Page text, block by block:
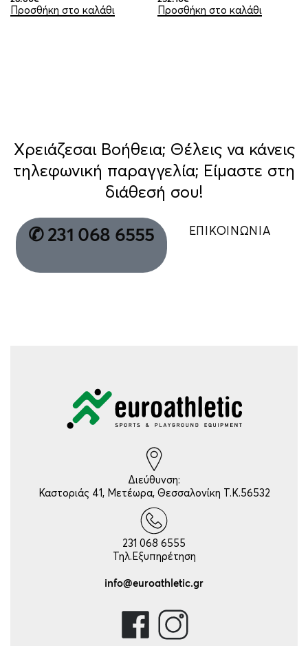
Προσθήκη στο καλάθι Προσθήκη στο καλάθι
Χρειάζεσαι Βοήθεια; Θέλεις να κάνεις
τηλεφωνική παραγγελία; Είμαστε στη
διάθεσή σου!
✆ 231 068 6555 ΕΠΙΚΟΙΝΩΝΙΑ
Διεύθυνση:
Καστοριάς 41, Μετέωρα, Θεσσαλονίκη Τ.Κ.56532
231 068 6555
Τηλ.Εξυπηρέτηση
info@euroathletic.gr